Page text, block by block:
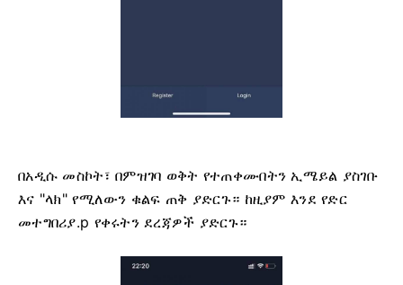
በአዲሱ መስኮት፣ በምዝገባ ወቅት የተጠቀሙበትን ኢሜይል ያስገቡ
እና "ላክ" የሚለውን ቁልፍ ጠቅ ያድርጉ። ከዚያም እንደ የድር
መተግበሪያ.p የቀሩትን ደረጃዎች ያድርጉ።